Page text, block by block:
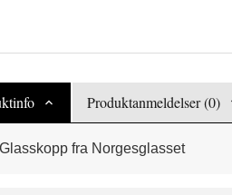
Produktanmeldelser (0)
fra Norgesglasset